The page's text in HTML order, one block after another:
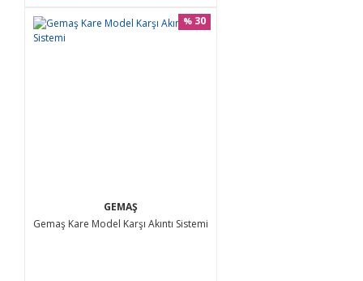
GEMAŞ
Gemaş Kare Model Karşı Akıntı Sistemi
% 30